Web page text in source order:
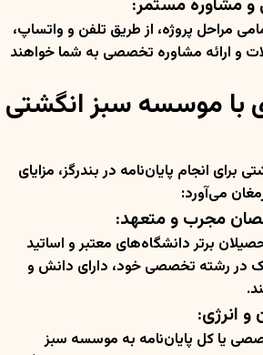
مراحل پروژه، از طریق تلفن و واتساپ،
و ارائه مشاوره تخصصی به شما خواهند
با موسسه سبز انگشتی
انجام پایان‌نامه در بندرگز، مزایای
می‌آورد:
برتر دانشگاه‌های معتبر و اساتید
در رشته تخصصی خود، دارای دانش و
یا کل پایان‌نامه به موسسه سبز